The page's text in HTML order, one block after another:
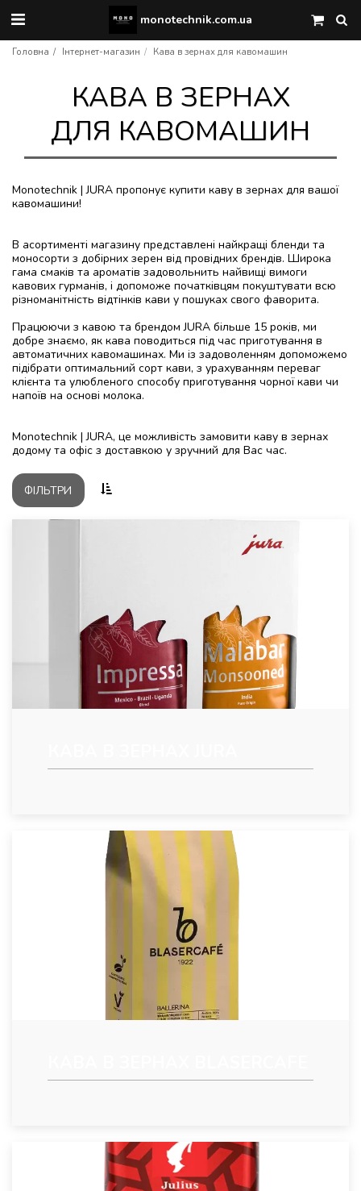
monotechnik.com.ua
Головна Інтернет-магазин Кава в зернах для кавомашин
КАВА В ЗЕРНАХ
ДЛЯ КАВОМАШИН
Monotechnik | JURA пропонує купити каву в зернах для вашої
кавомашини!
В асортименті магазину представлені найкращі бленди та
моносорти з добірних зерен від провідних брендів. Широка
гама смаків та ароматів задовольнить найвищі вимоги
кавових гурманів, і допоможе початківцям покуштувати всю
різноманітність відтінків кави у пошуках свого фаворита.
Працюючи з кавою та брендом JURA більше 15 років, ми
добре знаємо, як кава поводиться під час приготування в
автоматичних кавомашинах. Ми із задоволенням допоможемо
підібрати оптимальний сорт кави, з урахуванням переваг
клієнта та улюбленого способу приготування чорної кави чи
напоїв на основі молока.
Monotechnik | JURA, це можливість замовити каву в зернах
додому та офіс з доставкою у зручний для Вас час.
ФІЛЬТРИ